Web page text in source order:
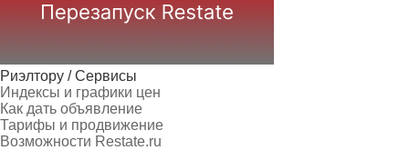
Риэлтору / Сервисы
Индексы и графики цен
Как дать объявление
Тарифы и продвижение
Возможности Restate.ru